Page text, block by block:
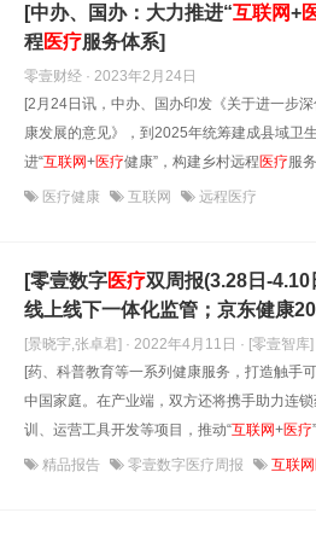
[中办、国办：大力推进“互联网+
程医疗服务体系]
零壹财经 · 2023年2月24日
[2月24日讯，中办、国办印发《关于进一步
康发展的意见》，到2025年统筹建成县域卫
进“互联网+医疗健康”，构建乡村远程医疗服
医疗健康 互联网 远程医疗
[零壹数字医疗双周报(3.28日-4.10
线上线下一体化监管；京东健康
[景晓宇,张卓君] · 2022年4月11日 · [零壹智库]
[药、科普教育等一系列健康服务，打造触手
中国家庭。在产业端，双方还将携手助力连
训、运营工具开发等项目，推动“互联网+医疗
精品报告 零壹数字医疗周报 互联